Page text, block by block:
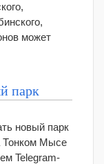
может
парк
новый парк
Тонком Мысе
Telegram-